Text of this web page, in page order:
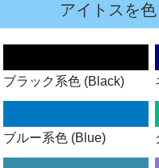
アイトスを
ブラック系色 (Black)
ブルー系色 (Blue)